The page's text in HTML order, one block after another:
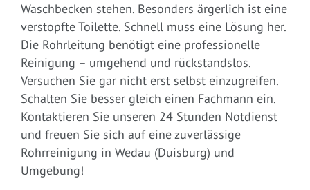
Waschbecken stehen. Besonders ärgerlich ist eine
verstopfte Toilette. Schnell muss eine Lösung her.
Die Rohrleitung benötigt eine professionelle
Reinigung – umgehend und rückstandslos.
Versuchen Sie gar nicht erst selbst einzugreifen.
Schalten Sie besser gleich einen Fachmann ein.
Kontaktieren Sie unseren 24 Stunden Notdienst
und freuen Sie sich auf eine zuverlässige
Rohrreinigung in Wedau (Duisburg) und
Umgebung!